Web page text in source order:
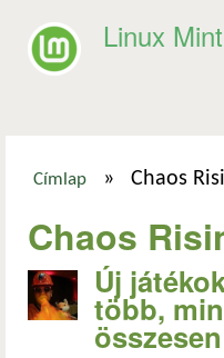
Linux
Címlap » Chaos
Chaos
Új
több,
összesen